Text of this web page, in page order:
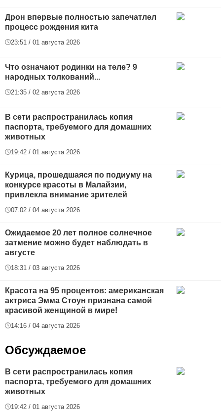
Дрон впервые полностью запечатлел
процесс рождения кита
23:51 / 01 августа 2026
Что означают родинки на теле? 9
народных толкований...
21:35 / 02 августа 2026
В сети распространилась копия
паспорта, требуемого для домашних
животных
19:42 / 01 августа 2026
Курица, прошедшаяся по подиуму на
конкурсе красоты в Малайзии,
привлекла внимание зрителей
07:02 / 04 августа 2026
Ожидаемое 20 лет полное солнечное
затмение можно будет наблюдать в
августе
18:31 / 03 августа 2026
Красота на 95 процентов: американская
актриса Эмма Стоун признана самой
красивой женщиной в мире!
14:16 / 04 августа 2026
Обсуждаемое
В сети распространилась копия
паспорта, требуемого для домашних
животных
19:42 / 01 августа 2026